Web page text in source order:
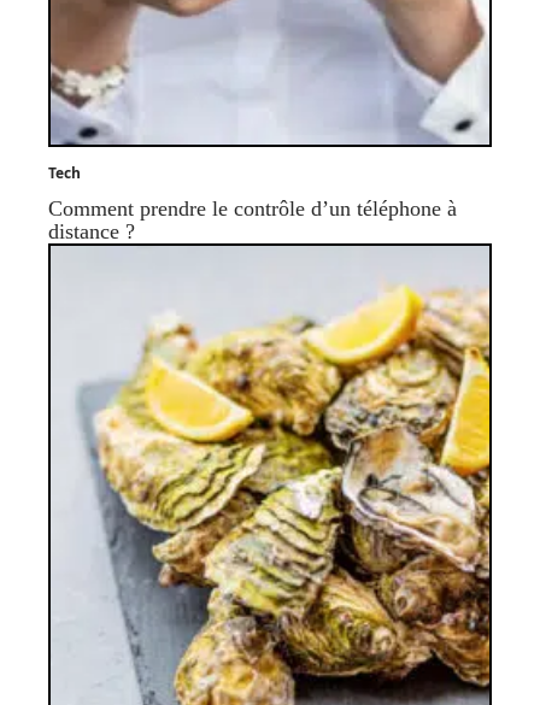
Tech
Comment prendre le contrôle d’un téléphone à
distance ?